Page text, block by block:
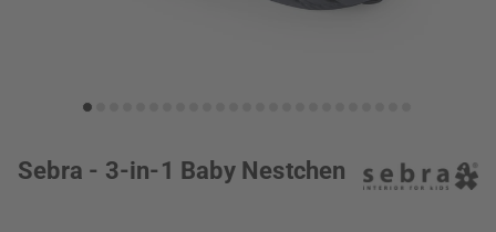
Sebra - 3-in-1 Baby Nestchen